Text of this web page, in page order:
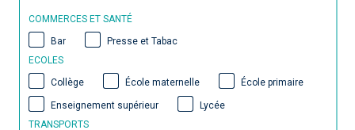
COMMERCES ET SANTÉ
Bar
Presse et Tabac
ECOLES
Collège
École maternelle École primaire
Enseignement supérieur
Lycée
TRANSPORTS